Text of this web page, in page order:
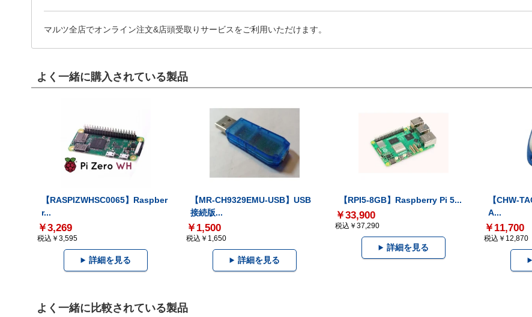
マルツ全店でオンライン注文&店頭受取りサービスをご利用いただけます。
よく一緒に購入されている製品
【RASPIZWHSC0065】Raspber
r...
￥3,269
税込￥3,595
詳細を見る
【MR-CH9329EMU-USB】USB
接続版...
￥1,500
税込￥1,650
詳細を見る
【RPI5-8GB】Raspberry Pi 5...
￥33,900
税込￥37,290
詳細を見る
【CHW-
A...
￥11,700
税込￥12,870
よく一緒に比較されている製品